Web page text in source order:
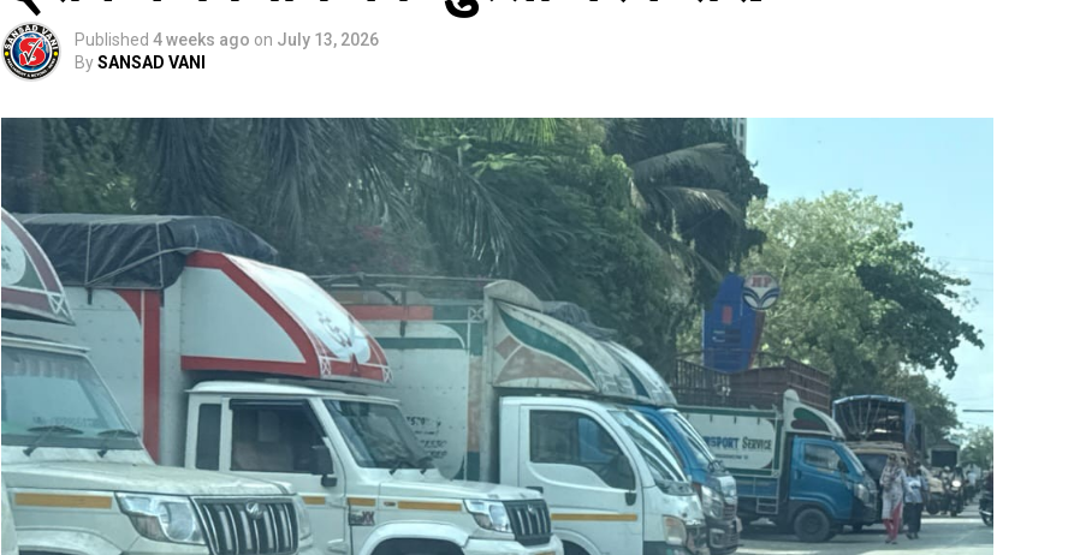
Published 4 weeks ago on July 13, 2026
BySANSAD VANI